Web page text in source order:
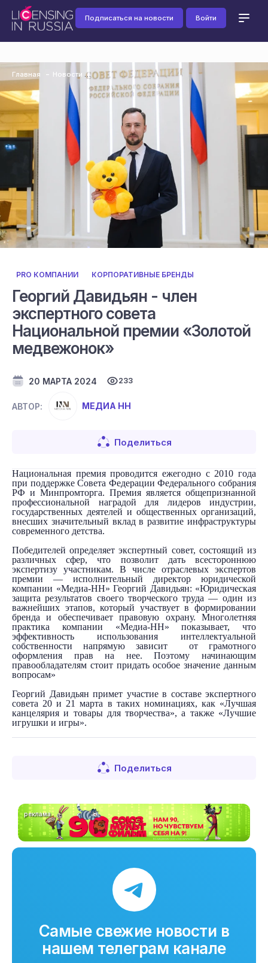
Подписаться на новости Войти
Главная Новости
PRO КОМПАНИИ КОРПОРАТИВНЫЕ БРЕНДЫ
Георгий Давидьян - член
экспертного совета
Национальной премии «Золотой
медвежонок»
20 МАРТА 2024 233
АВТОР: МЕДИА НН
Поделиться
Национальная премия проводится ежегодно с 2010 года
при поддержке Совета Федерации Федерального собрания
РФ и Минпромторга. Премия является общепризнанной
профессиональной наградой для лидеров индустрии,
государственных деятелей и общественных организаций,
внесших значительный вклад в развитие инфраструктуры
современного детства.
Победителей определяет экспертный совет, состоящий из
различных сфер, что позволит дать всестороннюю
экспертизу участникам. В числе отраслевых экспертов
премии — исполнительный директор юридической
компании «Медиа-НН» Георгий Давидьян: «Юридическая
защита результатов своего творческого труда — один из
важнейших этапов, который участвует в формировании
бренда и обеспечивает правовую охрану. Многолетняя
практика компании «Медиа-НН» показывает, что
эффективность использования интеллектуальной
собственности напрямую зависит от грамотного
оформления прав на нее. Поэтому начинающим
правообладателям стоит придать особое значение данным
вопросам»
Георгий Давидьян примет участие в составе экспертного
совета 20 и 21 марта в таких номинациях, как «Лучшая
канцелярия и товары для творчества», а также «Лучшие
игрушки и игры».
Поделиться
реклама
Самые свежие новости в
нашем телеграм канале